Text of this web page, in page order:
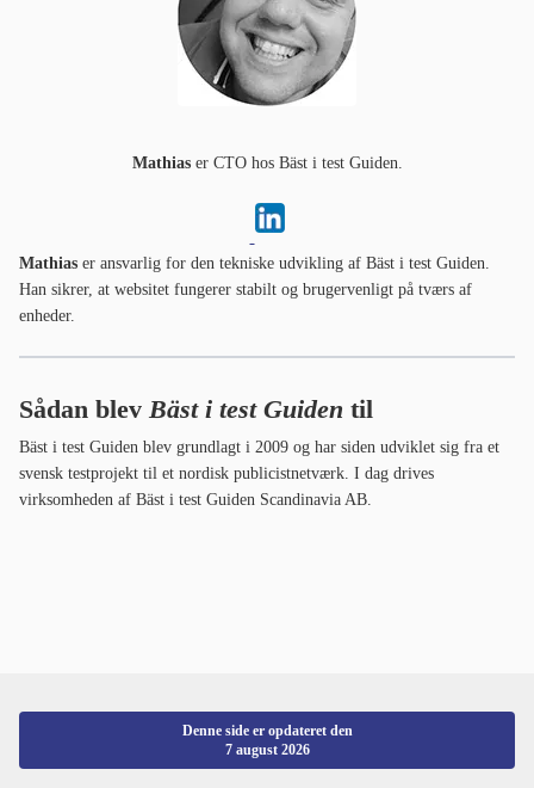
Mathiaser CTO hos Bäst i test Guiden.
Mathias er ansvarlig for den tekniske udvikling af Bäst i test Guiden.
Han sikrer, at websitet fungerer stabilt og brugervenligt på tværs af
enheder.
Sådan blev Bäst i test Guiden til
Bäst i test Guiden blev grundlagt i 2009 og har siden udviklet sig fra et
svensk testprojekt til et nordisk publicistnetværk. I dag drives
virksomheden af Bäst i test Guiden Scandinavia AB.
Denne side er opdateret den
7 august 2026